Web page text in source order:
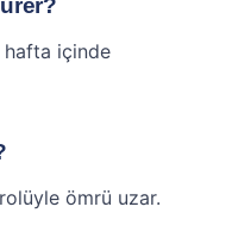
içinde
ömrü uzar.